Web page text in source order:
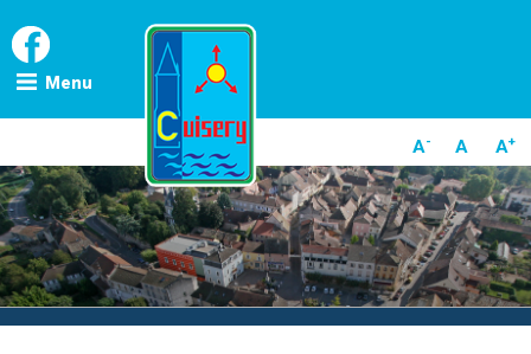
to
content
A- A A+
Menu